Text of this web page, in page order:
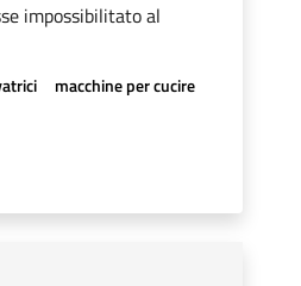
impossibilitato al
macchine per cucire